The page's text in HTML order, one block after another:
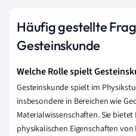
Häufig gestellte
Gesteinskunde
Welche Rolle spielt
Gesteinskunde spielt im
insbesondere in Bereichen wie
Materialwissenschaften. Sie
physikalischen Eigenschaften